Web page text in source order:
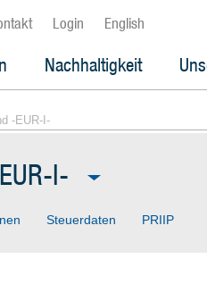
Login English
Nachhaltigkeit
-EUR-I-
I-
Steuerdaten PRIIP